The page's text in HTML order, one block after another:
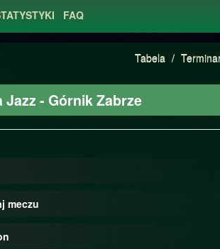
FAQ
Tabela /
Jazz - Górnik Zabrze
meczu